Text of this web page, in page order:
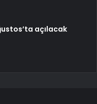
açılacak